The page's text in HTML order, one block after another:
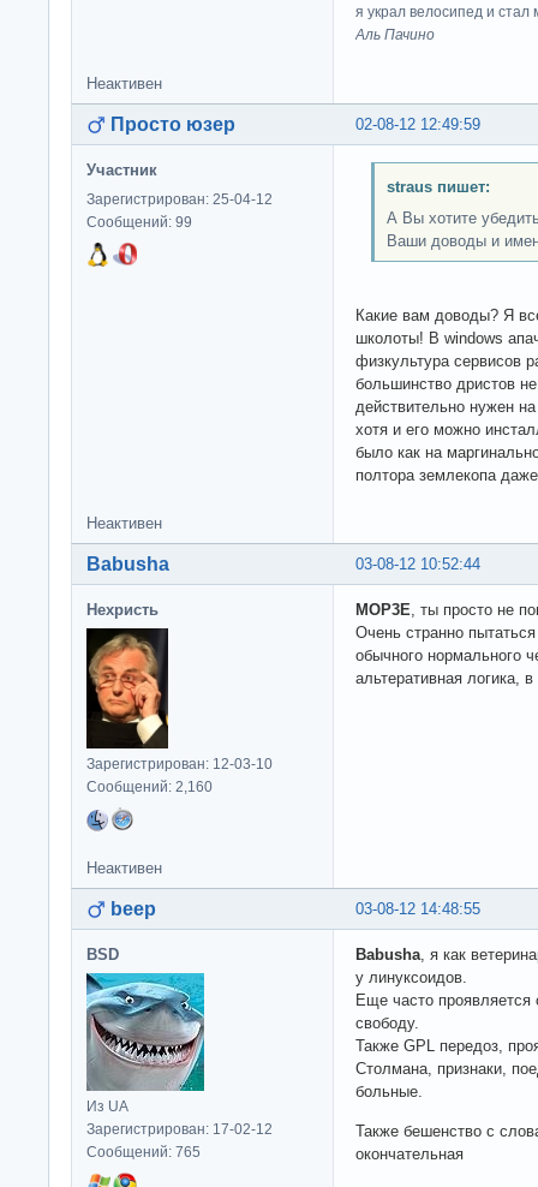
я украл велосипед и стал
Аль Пачино
Неактивен
02-08-12 12:49:59
Просто юзер
Участник
Зарегистрирован: 25-04-12
Сообщений: 99
straus пишет:
А Вы хотите
Ваши доводы и
Какие вам доводы? Я
школоты! В windows
физкультура сервисов
большинство дристов
действительно нужен
хотя и его можно
было как на
полтора землекопа
Неактивен
03-08-12 10:52:44
Babusha
Нехристь
Зарегистрирован: 12-03-10
Сообщений: 2,160
MOP3E, ты просто не
Очень странно
обычного нормального
альтеративная логика,
Неактивен
03-08-12 14:48:55
beep
BSD
Из UA
Зарегистрирован: 17-02-12
Сообщений: 765
Babusha, я как
у линуксоидов.
Еще часто
свободу.
Также GPL передоз,
Столмана, признаки,
больные.
Также бешенство с
окончательная